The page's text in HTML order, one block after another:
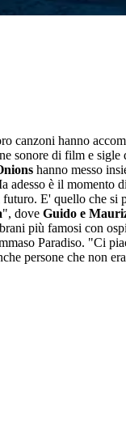
canzoni hanno
sonore di film e sigle
hanno messo
adesso è il momento
E' quello che si
", dove Guido e
più famosi con
Paradiso. "Ci
persone che non